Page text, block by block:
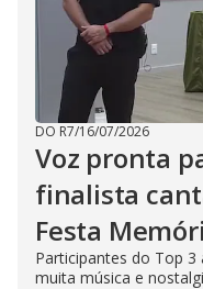
DO R7/16/07/2026
Voz pronta
finalista
Festa
Participantes do Top
muita música e